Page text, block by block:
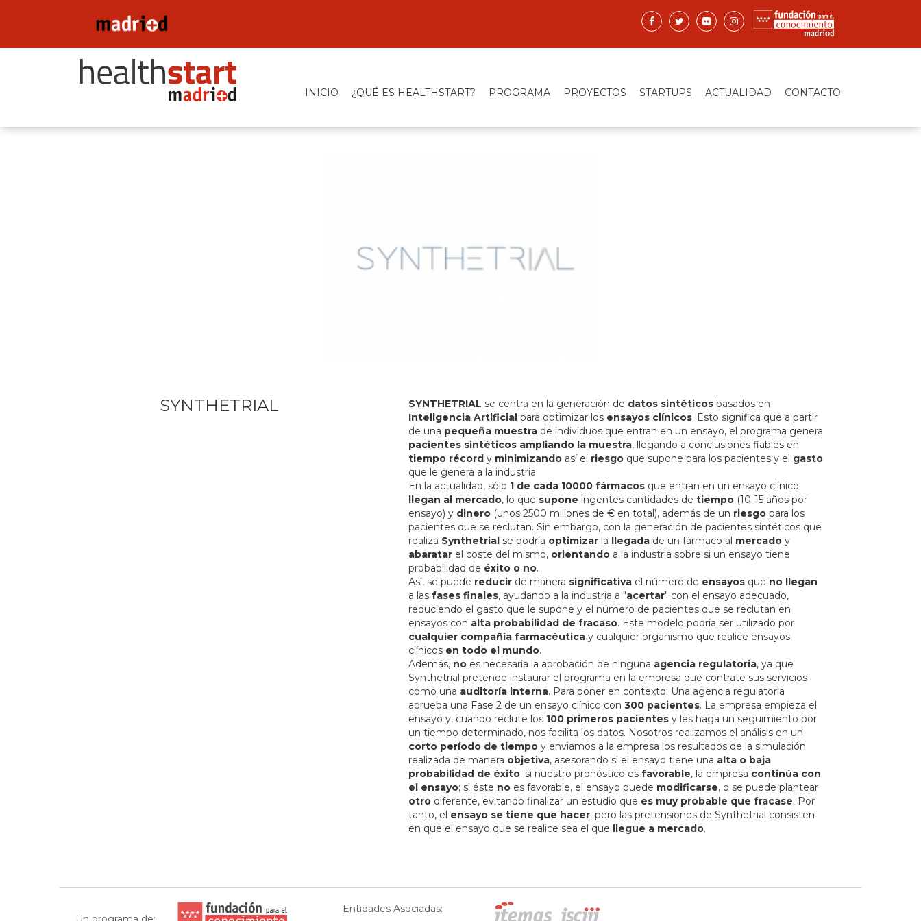
INICIO ¿QUÉ ES HEALTHSTART? PROGRAMA PROYECTOS STARTUPS ACTUALIDAD CONTACTO
SYNTHETRIAL SYNTHETRIAL se centra en la generación de datos sintéticos basados en
Inteligencia Artificial para optimizar los ensayos clínicos. Esto significa que a partir
de una pequeña muestra de individuos que entran en un ensayo, el programa genera
pacientes sintéticos ampliando la muestra, llegando a conclusiones fiables en
tiempo récord y minimizando así el riesgo que supone para los pacientes y el gasto
que le genera a la industria.
En la actualidad, sólo 1 de cada 10000 fármacos que entran en un ensayo clínico
llegan al mercado, lo que supone ingentes cantidades detiempo (10-15 años por
ensayo) y dinero (unos 2500 millones de € en total), además de un riesgo para los
pacientes que se reclutan. Sin embargo, con la generación de pacientes sintéticos que
realiza Synthetrial se podría optimizar la llegada de un fármaco al mercado y
abaratar el coste del mismo, orientando a la industria sobre si un ensayo tiene
probabilidad de éxito o no.
Así, se puede reducir de manera significativa el número de ensayos que no llegan
a lasfases finales, ayudando a la industria a "acertar" con el ensayo adecuado,
reduciendo el gasto que le supone y el número de pacientes que se reclutan en
ensayos con alta probabilidad de fracaso. Este modelo podría ser utilizado por
cualquier compañía farmacéutica y cualquier organismo que realice ensayos
clínicos en todo el mundo.
Además, no es necesaria la aprobación de ninguna agencia regulatoria, ya que
Synthetrial pretende instaurar el programa en la empresa que contrate sus servicios
como una auditoría interna. Para poner en contexto: Una agencia regulatoria
aprueba una Fase 2 de un ensayo clínico con300 pacientes. La empresa empieza el
ensayo y, cuando reclute los 100 primeros pacientes y les haga un seguimiento por
un tiempo determinado, nos facilita los datos. Nosotros realizamos el análisis en un
corto período de tiempo y enviamos a la empresa los resultados de la simulación
realizada de manera objetiva, asesorando si el ensayo tiene una alta o baja
probabilidad de éxito; si nuestro pronóstico esfavorable, la empresa continúa con
el ensayo; si éste no es favorable, el ensayo puede modificarse, o se puede plantear
otro diferente, evitando finalizar un estudio que es muy probable que fracase. Por
tanto, el ensayo se tiene que hacer, pero las pretensiones de Synthetrial consisten
en que el ensayo que se realice sea el que llegue a mercado.
Entidades Asociadas: